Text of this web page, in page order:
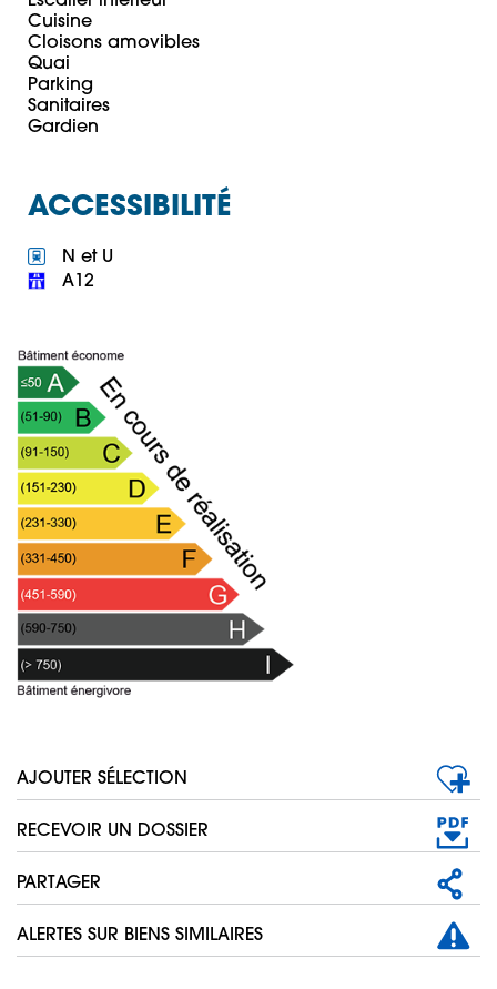
Cuisine
Cloisons amovibles
Quai
Parking
Sanitaires
ACCESSIBILITÉ
A12
AJOUTER SÉLECTION
RECEVOIR UN DOSSIER
PARTAGER
ALERTES SUR BIENS SIMILAIRES